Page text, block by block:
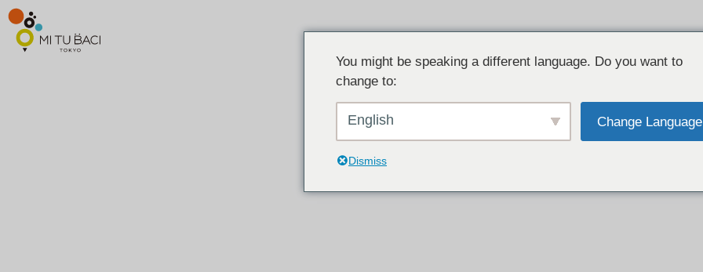
THE REAL WORKSHOP
You might be speaking a different language. Do you want to
change to:
English Change Language
Dismiss